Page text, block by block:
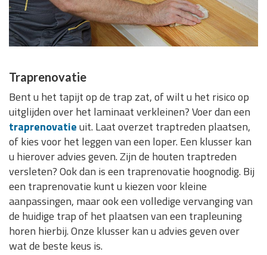
Traprenovatie
Bent u het tapijt op de trap zat, of wilt u het risico op
uitglijden over het laminaat verkleinen? Voer dan een
traprenovatieuit. Laat overzet traptreden plaatsen,
of kies voor het leggen van een loper. Een klusser kan
u hierover advies geven. Zijn de houten traptreden
versleten? Ook dan is een traprenovatie hoognodig. Bij
een traprenovatie kunt u kiezen voor kleine
aanpassingen, maar ook een volledige vervanging van
de huidige trap of het plaatsen van een trapleuning
horen hierbij. Onze klusser kan u advies geven over
wat de beste keus is.